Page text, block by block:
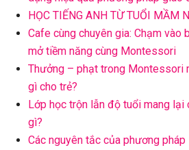
HỌC TIẾNG ANH TỪ TUỔI MẦM
Cafe cùng chuyên gia: Chạm vào
mở tiềm năng cùng Montessori
Thưởng – phạt trong Montessori
gì cho trẻ?
Lớp học trộn lẫn độ tuổi mang lại
gì?
Các nguyên tắc của phương